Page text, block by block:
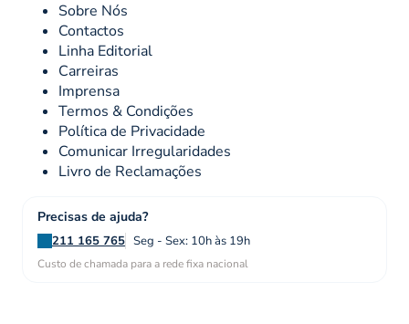
Sobre Nós
Contactos
Linha Editorial
Carreiras
Imprensa
Termos & Condições
Política de Privacidade
Comunicar Irregularidades
Livro de Reclamações
Precisas de ajuda?
211 165 765 Seg - Sex: 10h às 19h
Custo de chamada para a rede fixa nacional